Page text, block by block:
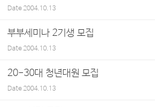
Date2004.10.13
부부세미나 2기생 모집
Date2004.10.13
20-30대 청년대원 모집
Date2004.10.13